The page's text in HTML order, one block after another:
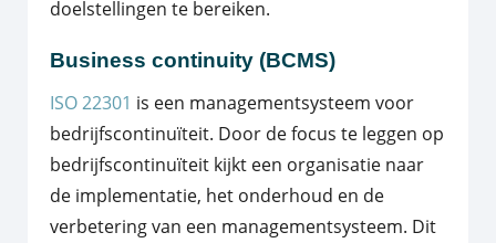
doelstellingen te bereiken.
Business continuity (BCMS)
ISO 22301 is een managementsysteem voor
bedrijfscontinuïteit. Door de focus te leggen op
bedrijfscontinuïteit kijkt een organisatie naar
de implementatie, het onderhoud en de
verbetering van een managementsysteem. Dit